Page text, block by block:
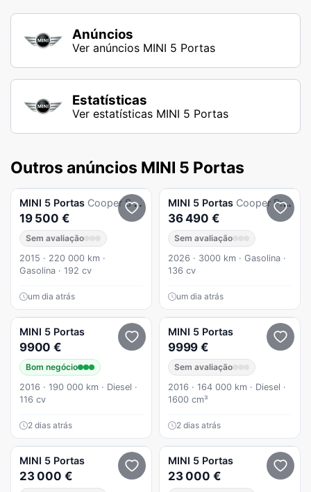
Anúncios
Ver anúncios MINI 5 Portas
Estatísticas
Ver estatísticas MINI 5 Portas
Outros anúncios MINI 5 Portas
MINI 5 Portas Cooper S Aut.
19 500 €
Sem avaliação
2015 · 220 000 km ·
Gasolina · 192 cv
um dia atrás
MINI 5 Portas Cooper Premium JCW Auto
36 490 €
Sem avaliação
2026 · 3000 km · Gasolina ·
136 cv
um dia atrás
MINI 5 Portas
9900 €
Bom negócio
2016 · 190 000 km · Diesel ·
116 cv
2 dias atrás
MINI 5 Portas
9999 €
Sem avaliação
2016 · 164 000 km · Diesel ·
1600 cm³
2 dias atrás
MINI 5 Portas
23 000 €
MINI 5 Portas
23 000 €